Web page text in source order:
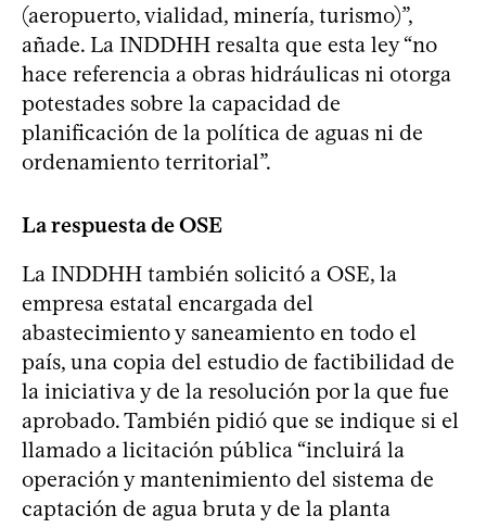
(aeropuerto, vialidad, minería, turismo)”,
añade. La INDDHH resalta que esta ley “no
hace referencia a obras hidráulicas ni otorga
potestades sobre la capacidad de
planificación de la política de aguas ni de
ordenamiento territorial”.
La respuesta de OSE
La INDDHH también solicitó a OSE, la
empresa estatal encargada del
abastecimiento y saneamiento en todo el
país, una copia del estudio de factibilidad de
la iniciativa y de la resolución por la que fue
aprobado. También pidió que se indique si el
llamado a licitación pública “incluirá la
operación y mantenimiento del sistema de
captación de agua bruta y de la planta